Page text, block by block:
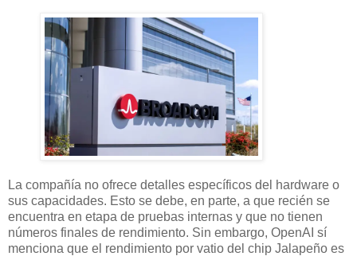
La compañía no ofrece detalles específicos del hardware o
sus capacidades. Esto se debe, en parte, a que recién se
encuentra en etapa de pruebas internas y que no tienen
números finales de rendimiento. Sin embargo, OpenAI sí
menciona que el rendimiento por vatio del chip Jalapeño es